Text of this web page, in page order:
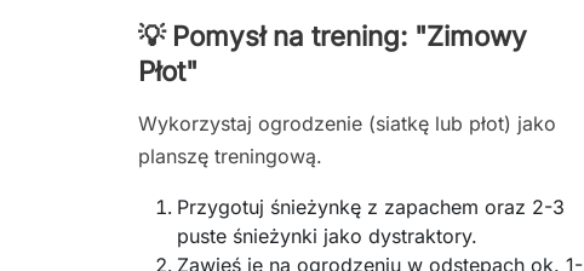
💡 Pomysł na trening: "Zimowy
Płot"
Wykorzystaj ogrodzenie (siatkę lub płot) jako
planszę treningową.
Przygotuj śnieżynkę z zapachem oraz 2-3
puste śnieżynki jako dystraktory.
Zawieś je na ogrodzeniu w odstępach ok. 1-